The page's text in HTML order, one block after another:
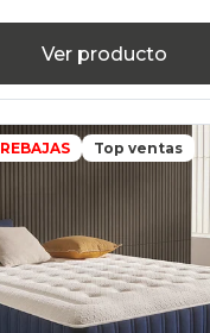
Ver producto
REBAJAS Top ventas